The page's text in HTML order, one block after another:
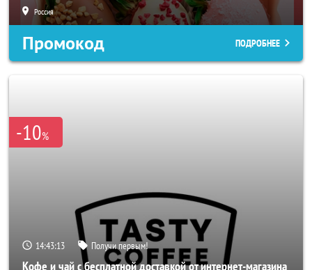
Россия
Промокод ПОДРОБНЕЕ
-10%
14:43:10 Получи первым!
Кофе и чай с бесплатной доставкой от интернет-магазина